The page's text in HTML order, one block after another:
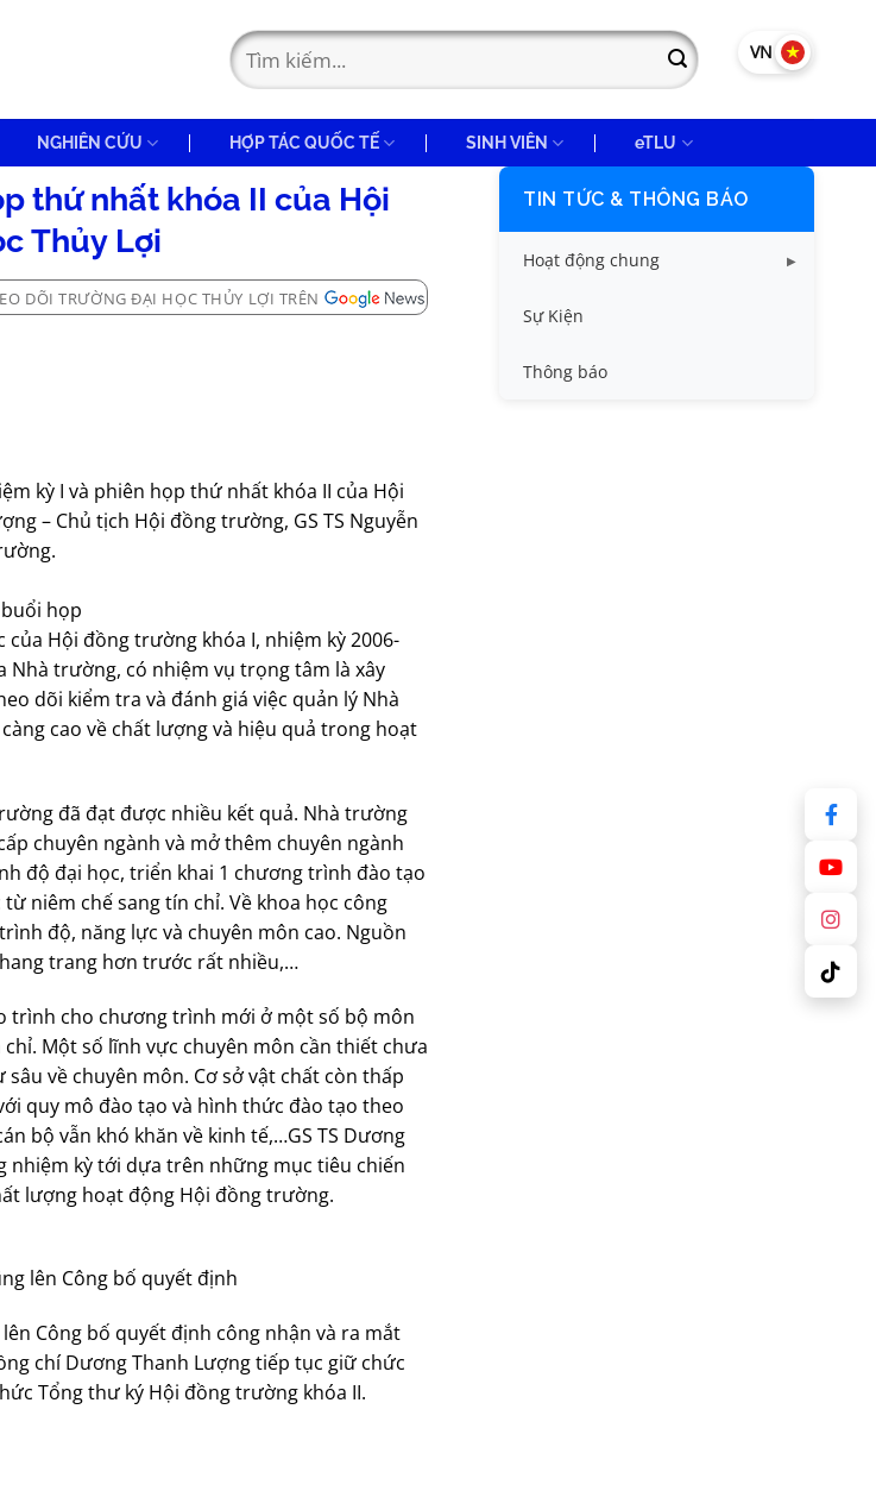
VN EN
NGHIÊN CỨU HỢP TÁC QUỐC TẾ SINH VIÊN eTLU
thứ nhất khóa II của Hội
Thủy Lợi
DÕI TRƯỜNG ĐẠI HỌC THỦY LỢI TRÊN
kỳ I và phiên họp thứ nhất khóa II của Hội
– Chủ tịch Hội đồng trường, GS TS Nguyễn
họp
của Hội đồng trường khóa I, nhiệm kỳ 2006-
Nhà trường, có nhiệm vụ trọng tâm là xây
dõi kiểm tra và đánh giá việc quản lý Nhà
cao về chất lượng và hiệu quả trong hoạt
đã đạt được nhiều kết quả. Nhà trường
chuyên ngành và mở thêm chuyên ngành
độ đại học, triển khai 1 chương trình đào tạo
niêm chế sang tín chỉ. Về khoa học công
độ, năng lực và chuyên môn cao. Nguồn
trang hơn trước rất nhiều,…
trình cho chương trình mới ở một số bộ môn
Một số lĩnh vực chuyên môn cần thiết chưa
về chuyên môn. Cơ sở vật chất còn thấp
quy mô đào tạo và hình thức đào tạo theo
bộ vẫn khó khăn về kinh tế,…GS TS Dương
kỳ tới dựa trên những mục tiêu chiến
lượng hoạt động Hội đồng trường.
lên Công bố quyết định
Công bố quyết định công nhận và ra mắt
chí Dương Thanh Lượng tiếp tục giữ chức
Tổng thư ký Hội đồng trường khóa II.
TIN TỨC & THÔNG BÁO
Hoạt động chung
Tin công tác sinh viên
Tin đào tạo
Sự Kiện
Thông báo